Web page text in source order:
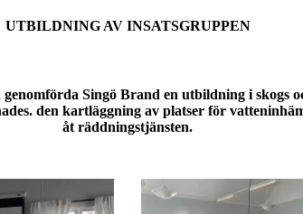
UTBILDNING AV INSATSGRUPPEN
Singö Brand en utbildning i skogs
den kartläggning av platser för
åt räddningstjänsten.